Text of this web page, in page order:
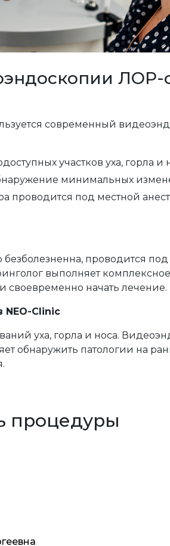
ЛОР-
современный
участков уха, горла и
минимальных
проводится под местной
проводится
выполняет
своевременно начать лечение.
Clinic
уха, горла и носа.
обнаружить патологии на
процедуры